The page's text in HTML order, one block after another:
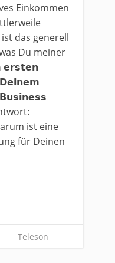
Einkommen
das generell
Du meiner
𝗲𝗿𝘀𝘁𝗲𝗻
𝗗𝗲𝗶𝗻𝗲𝗺
ist eine
für Deinen
Teleson